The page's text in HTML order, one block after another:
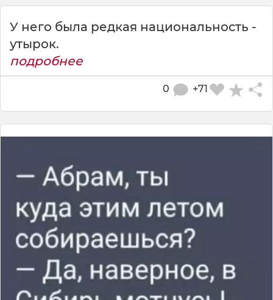
У него была редкая национальность -
утырок.
подробнее
+71
0